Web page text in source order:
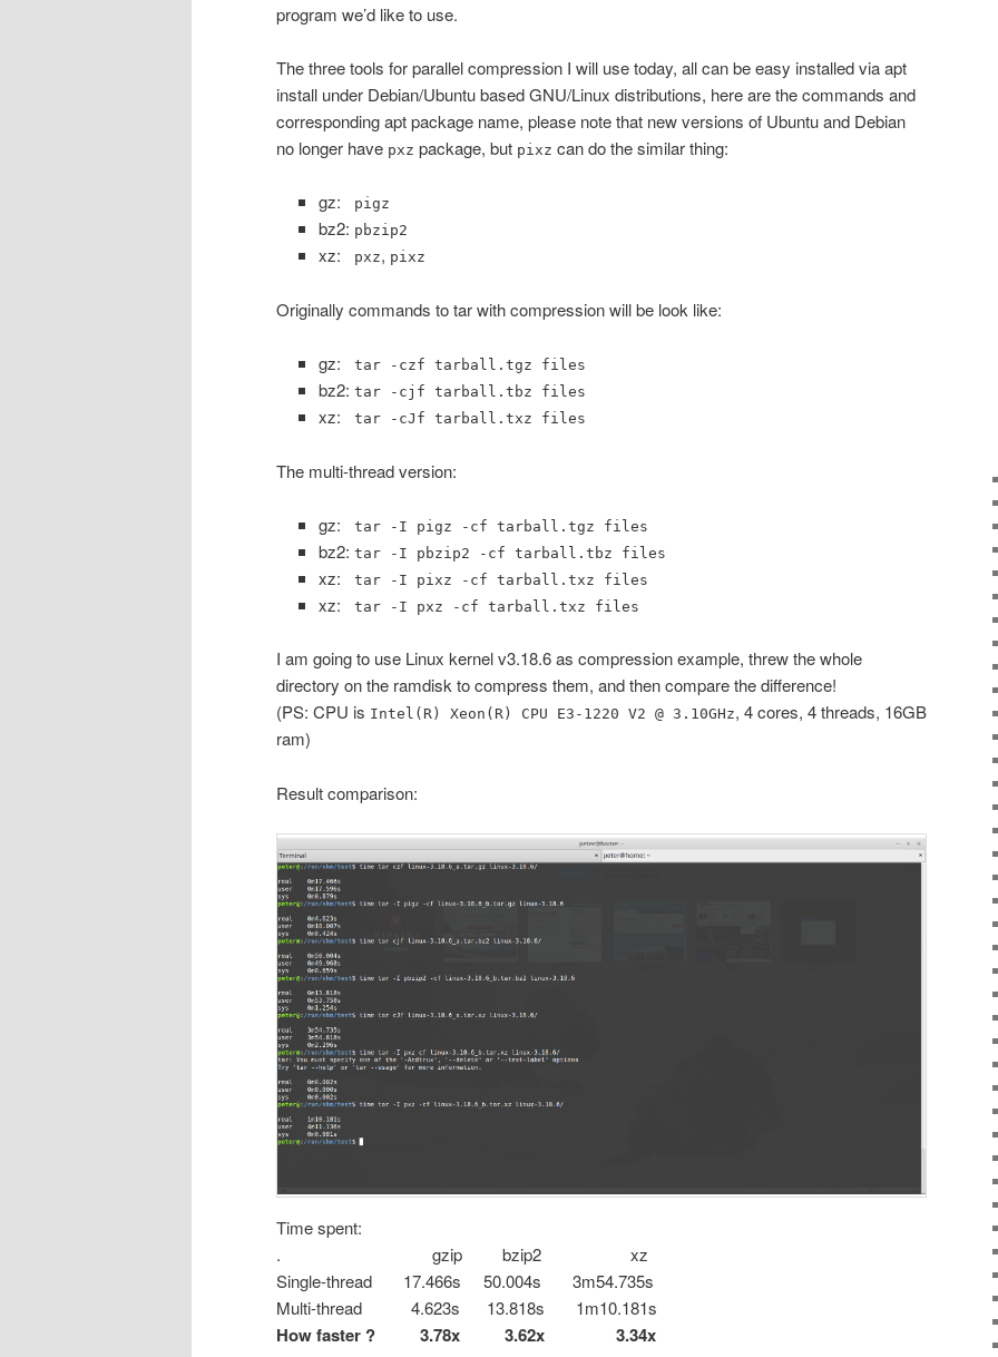
program we’d like to use.
The three tools for parallel compression I will use today, all can be easy installed via apt
install under Debian/Ubuntu based GNU/Linux distributions, here are the commands and
corresponding apt package name, please note that new versions of Ubuntu and Debian
no longer have pxz package, but pixz can do the similar thing:
gz: pigz
bz2: pbzip2
xz: pxz, pixz
Originally commands to tar with compression will be look like:
gz: tar -czf tarball.tgz files
bz2: tar -cjf tarball.tbz files
xz: tar -cJf tarball.txz files
The multi-thread version:
gz: tar -I pigz -cf tarball.tgz files
bz2: tar -I pbzip2 -cf tarball.tbz files
xz: tar -I pixz -cf tarball.txz files
xz: tar -I pxz -cf tarball.txz files
I am going to use Linux kernel v3.18.6 as compression example, threw the whole
directory on the ramdisk to compress them, and then compare the difference!
(PS: CPU is Intel(R) Xeon(R) CPU E3-1220 V2 @ 3.10GHz, 4 cores, 4 threads, 16GB
ram)
Result comparison:
Time spent:
. gzip bzip2 xz
Single-thread 17.466s 50.004s 3m54.735s
Multi-thread 4.623s 13.818s 1m10.181s
How faster ? 3.78x 3.62x 3.34x